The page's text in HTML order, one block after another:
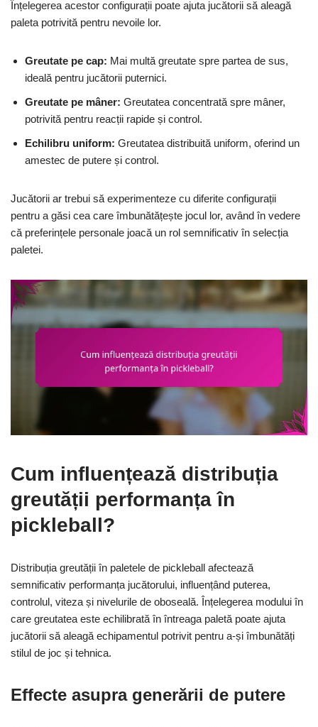
Înțelegerea acestor configurații poate ajuta jucătorii să aleagă
paleta potrivită pentru nevoile lor.
Greutate pe cap: Mai multă greutate spre partea de sus,
ideală pentru jucătorii puternici.
Greutate pe mâner: Greutatea concentrată spre mâner,
potrivită pentru reacții rapide și control.
Echilibru uniform: Greutatea distribuită uniform, oferind un
amestec de putere și control.
Jucătorii ar trebui să experimenteze cu diferite configurații
pentru a găsi cea care îmbunătățește jocul lor, având în vedere
că preferințele personale joacă un rol semnificativ în selecția
paletei.
Cum influențează distribuția
greutății performanța în
pickleball?
Distribuția greutății în paletele de pickleball afectează
semnificativ performanța jucătorului, influențând puterea,
controlul, viteza și nivelurile de oboseală. Înțelegerea modului în
care greutatea este echilibrată în întreaga paletă poate ajuta
jucătorii să aleagă echipamentul potrivit pentru a-și îmbunătăți
stilul de joc și tehnica.
Effecte asupra generării de putere